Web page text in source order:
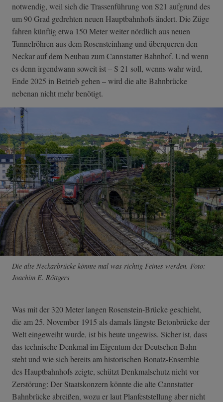
notwendig, weil sich die Trassenführung von S21 aufgrund des
um 90 Grad gedrehten neuen Hauptbahnhofs ändert. Die Züge
fahren künftig etwa 150 Meter weiter nördlich aus neuen
Tunnelröhren aus dem Rosensteinhang und überqueren den
Neckar auf dem Neubau zum Cannstatter Bahnhof. Und wenn
es denn irgendwann soweit ist – S 21 soll, wenns wahr wird,
Ende 2025 in Betrieb gehen – wird die alte Bahnbrücke
nebenan nicht mehr benötigt.
Die alte Neckarbrücke könnte mal was richtig Feines werden. Foto:
Joachim E. Röttgers
Was mit der 320 Meter langen Rosenstein-Brücke geschieht,
die am 25. November 1915 als damals längste Betonbrücke der
Welt eingeweiht wurde, ist bis heute ungewiss. Sicher ist, dass
das technische Denkmal im Eigentum der Deutschen Bahn
steht und wie sich bereits am historischen Bonatz-Ensemble
des Hauptbahnhofs zeigte, schützt Denkmalschutz nicht vor
Zerstörung: Der Staatskonzern könnte die alte Cannstatter
Bahnbrücke abreißen, wozu er laut Planfeststellung aber nicht